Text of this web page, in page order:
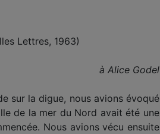
Lettres, 1963)
à Alice Godel
sur la digue, nous avions évoqué
de la mer du Nord avait été une
Nous avions vécu ensuite